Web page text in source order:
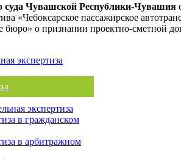
суда Чувашской Республики-Чувашия
«Чебоксарское пассажирское
бюро» о признании проектно-сметной
экспертиза
экспертиза
в гражданском
в арбитражном